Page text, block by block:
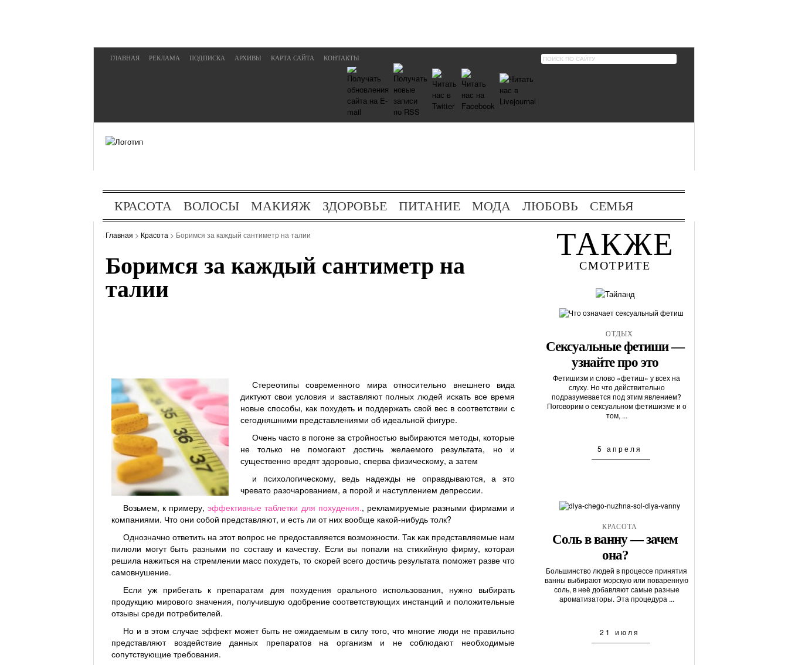
ГЛАВНАЯ РЕКЛАМА ПОДПИСКА АРХИВЫ КАРТА САЙТА КОНТАКТЫ
КРАСОТА ВОЛОСЫ МАКИЯЖ ЗДОРОВЬЕ ПИТАНИЕ МОДА ЛЮБОВЬ
СЕМЬЯ
Главная > Красота > Боримся за каждый сантиметр на талии
Боримся за каждый сантиметр на
талии
Стереотипы современного мира относительно внешнего вида
диктуют свои условия и заставляют полных людей искать все время
новые способы, как похудеть и поддержать свой вес в соответствии с
сегодняшними представлениями об идеальной фигуре.
Очень часто в погоне за стройностью выбираются методы, которые
не только не помогают достичь желаемого результата, но и
существенно вредят здоровью, сперва физическому, а затем
и психологическому, ведь надежды не оправдываются, а это
чревато разочарованием, а порой и наступлением депрессии.
Возьмем, к примеру,эффективные таблетки для похудения., рекламируемые разными фирмами и
компаниями. Что они собой представляют, и есть ли от них вообще какой-нибудь толк?
Однозначно ответить на этот вопрос не предоставляется возможности. Так как представляемые нам
пилюли могут быть разными по составу и качеству. Если вы попали на стихийную фирму, которая
решила нажиться на стремлении масс похудеть, то скорей всего достичь результата поможет разве что
самовнушение.
Если уж прибегать к препаратам для похудения орального использования, нужно выбирать
продукцию мирового значения, получившую одобрение соответствующих инстанций и положительные
отзывы среди потребителей.
Но и в этом случае эффект может быть не ожидаемым в силу того, что многие люди не правильно
представляют воздействие данных препаратов на организм и не соблюдают необходимые
сопутствующие требования.
ТАКЖЕ
СМОТРИТЕ
ОТДЫХ
Сексуальные фетиши —
узнайте про это
Фетишизм и слово «фетиш» у всех на
слуху. Но что действительно
подразумевается под этим явлением?
Поговорим о сексуальном фетишизме и о
том, ...
5 апреля
КРАСОТА
Соль в ванну — зачем
она?
Большинство людей в процессе принятия
ванны выбирают морскую или поваренную
соль, в неё добавляют самые разные
ароматизаторы. Эта процедура ...
21 июля